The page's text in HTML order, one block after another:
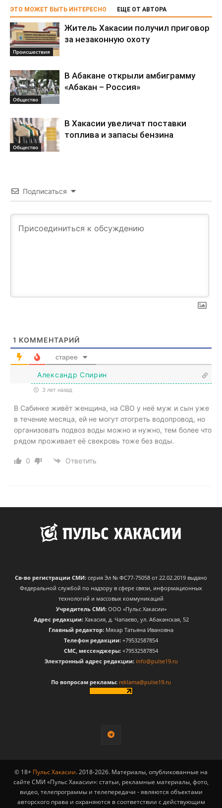
ЭТО МОЖЕТ БЫТЬ ИНТЕРЕСНО ЕЩЕ ОТ АВТОРА
Происшествия
Житель Хакасии получил приговор
за незаконную охоту
Общество
В Абакане открыли амбиграмму
«Абакан – Россия»
Общество
В Хакасии увеличат поставки
топлива и запасы бензина
Подписаться
1 КОММЕНТАРИЙ
старее
Александр Спирин
3 лет назад
В Сабинке живёт женщина, на СВО у неё муж и сын уже
в течение месяца, ей не могут отогреть водопровод, но
организовать подвоз воды можно и нужно, тем более что
рядом проживает её свекровь тоже без воды.
0 Ответить
Св-во регистрации СМИ: серия Эл № ФС77-75058 от 22.02.2019 выдано
Федеральной службой по надзору в сфере связи, информационных
технологий и массовых коммуникаций
Учредитель СМИ:ООО «Пульс Хакасии»
Адрес редакции:Хакасия, д. Чапаево, ул. Абаканская, 52
Главный редактор: Мяхар Татьяна Ивановна
Телефон редакции: +79532587854
CМС, мессенджеры: +79532587854
Электронный адрес редакции: info@pulse19.ru
По вопросам рекламы: reklama@pulse19.ru
© 18+ Пульс Хакасии. 2018-2026. Материалы, опубликованные на
сайте СМИ «Пульс Хакасии»: статьи, рекламные материалы, фото,
видео, телепрограммы и телепередачи - являются объектами
авторского права и охраняются в соответствии с действующим